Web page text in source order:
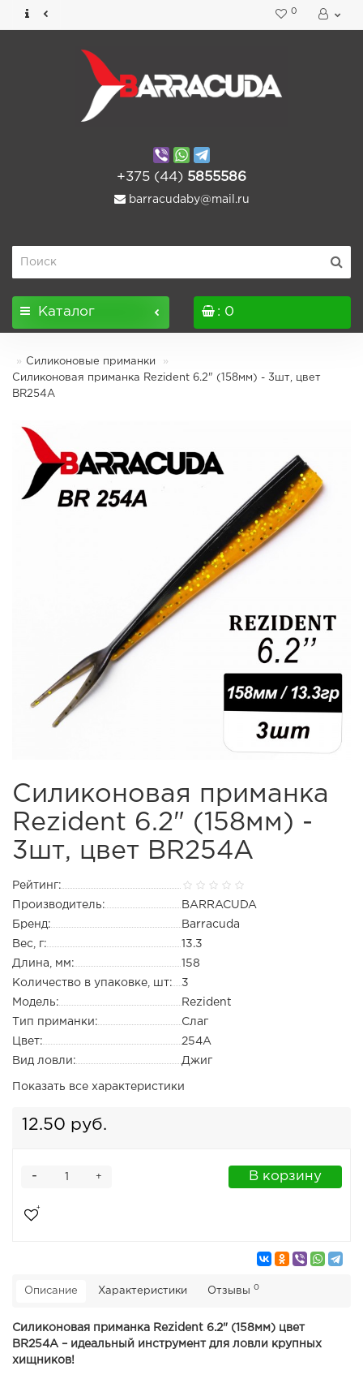
0
+375 (44) 5855586
barracudaby@mail.ru
Каталог : 0
Силиконовые приманки
Силиконовая приманка Rezident 6.2" (158мм) - 3шт, цвет
BR254А
Силиконовая приманка
Rezident 6.2" (158мм) -
3шт, цвет BR254А
Рейтинг:
Производитель:
BARRACUDA
Бренд:
Barracuda
Вес, г:
13.3
Длина, мм:
158
Количество в упаковке, шт:
3
Модель:
Rezident
Тип приманки:
Слаг
Цвет:
254А
Вид ловли:
Джиг
Показать все характеристики
12.50 руб.
+
- В корзину
Описание Характеристики Отзывы 0
Силиконовая приманка Rezident 6.2" (158мм) цвет
BR254А – идеальный инструмент для ловли крупных
хищников!